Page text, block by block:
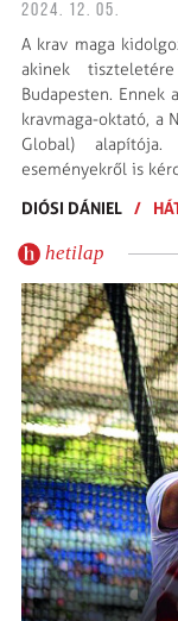
2024. 12. 05.
A krav maga
akinek
Budapesten. Ennek
kravmaga-oktató, a
Global)
eseményekről is
DIÓSI DÁNIEL /
hetilap